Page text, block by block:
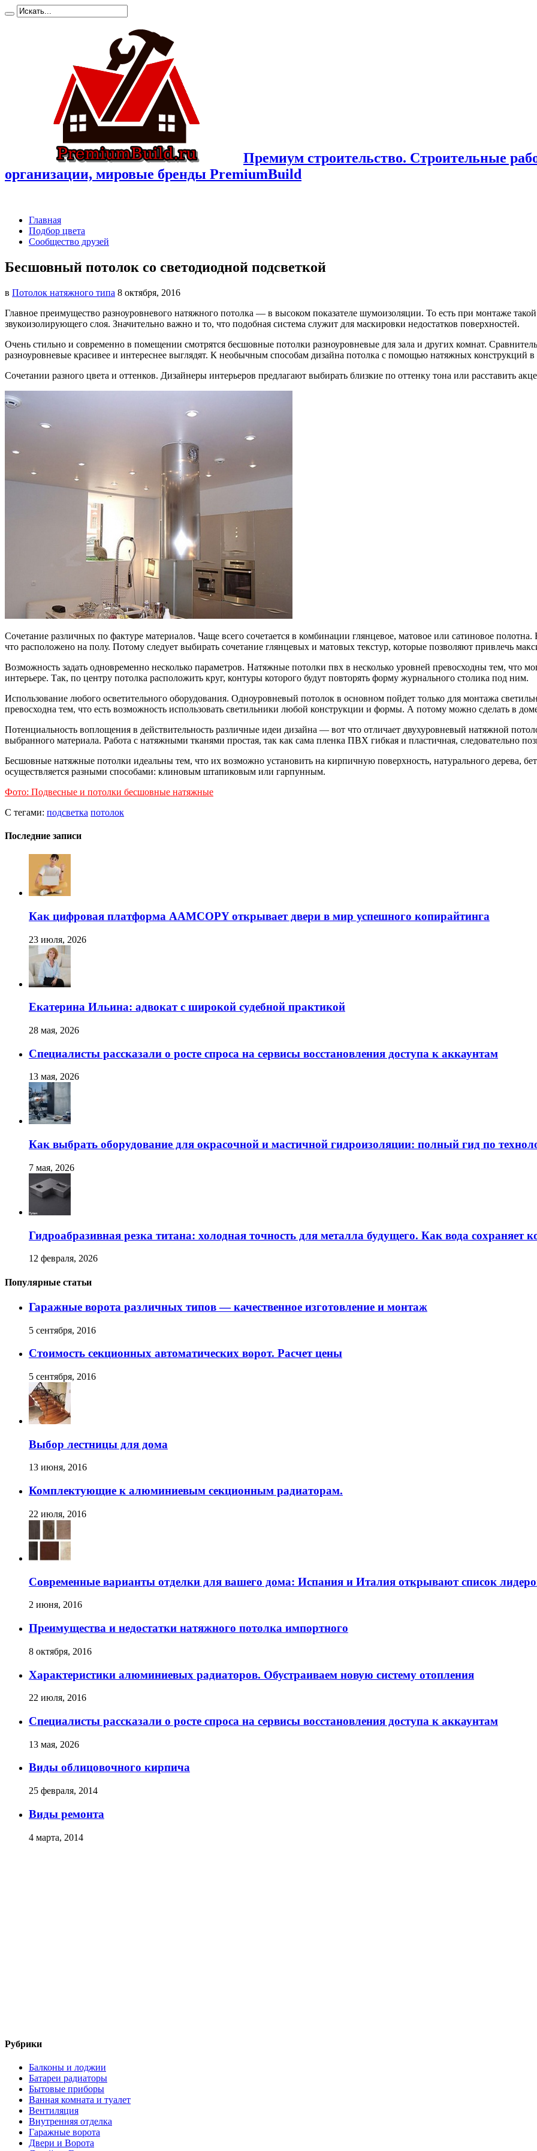
Премиум cтроительство. Cтроительные
организации, мировые бренды PremiumBuild
Главная
Подбор цвета
Сообщество друзей
Бесшовный потолок со светодиодной подсветкой
в Потолок натяжного типа 8 октября, 2016
Главное преимущество разноуровневого натяжного потолка — в высоком показателе шумоизоляции. То есть при монтаже
звукоизолирующего слоя. Значительно важно и то, что подобная система служит для маскировки недостатков поверхностей.
Очень стильно и современно в помещении смотрятся бесшовные потолки разноуровневые для зала и других комнат.
разноуровневые красивее и интереснее выглядят. К необычным способам дизайна потолка с помощью натяжных конструкций
Сочетании разного цвета и оттенков. Дизайнеры интерьеров предлагают выбирать близкие по оттенку тона или расставить
Сочетание различных по фактуре материалов. Чаще всего сочетается в комбинации глянцевое, матовое или сатиновое
что расположено на полу. Потому следует выбирать сочетание глянцевых и матовых текстур, которые позволяют привлечь
Возможность задать одновременно несколько параметров. Натяжные потолки пвх в несколько уровней превосходны тем, что
интерьере. Так, по центру потолка расположить круг, контуры которого будут повторять форму журнального столика под ним.
Использование любого осветительного оборудования. Одноуровневый потолок в основном пойдет только для монтажа
превосходна тем, что есть возможность использовать светильники любой конструкции и формы. А потому можно сделать в
Потенциальность воплощения в действительность различные идеи дизайна — вот что отличает двухуровневый натяжной
выбранного материала. Работа с натяжными тканями простая, так как сама пленка ПВХ гибкая и пластичная, следовательно
Бесшовные натяжные потолки идеальны тем, что их возможно установить на кирпичную поверхность, натурального дерева,
осуществляется разными способами: клиновым штапиковым или гарпунным.
Фото: Подвесные и потолки бесшовные натяжные
С тегами: подсветка потолок
Последние записи
Как цифровая платформа AAMCOPY открывает двери в мир успешного копирайтинга
23 июля, 2026
Екатерина Ильина: адвокат с широкой судебной практикой
28 мая, 2026
Специалисты рассказали о росте спроса на сервисы восстановления доступа к аккаунтам
13 мая, 2026
Как выбрать оборудование для окрасочной и мастичной гидроизоляции: полный гид по
7 мая, 2026
Гидроабразивная резка титана: холодная точность для металла будущего. Как вода сохраняет
12 февраля, 2026
Популярные статьи
Гаражные ворота различных типов — качественное изготовление и монтаж
5 сентября, 2016
Стоимость секционных автоматических ворот. Расчет цены
5 сентября, 2016
Выбор лестницы для дома
13 июня, 2016
Комплектующие к алюминиевым секционным радиаторам.
22 июля, 2016
Современные варианты отделки для вашего дома: Испания и Италия открывают список
2 июня, 2016
Преимущества и недостатки натяжного потолка импортного
8 октября, 2016
Характеристики алюминиевых радиаторов. Обустраиваем новую систему отопления
22 июля, 2016
Специалисты рассказали о росте спроса на сервисы восстановления доступа к аккаунтам
13 мая, 2026
Виды облицовочного кирпича
25 февраля, 2014
Виды ремонта
4 марта, 2014
Рубрики
Балконы и лоджии
Батареи радиаторы‎
Бытовые приборы
Ванная комната и туалет
Вентиляция
Внутренняя отделка
Гаражные ворота
Двери и Ворота